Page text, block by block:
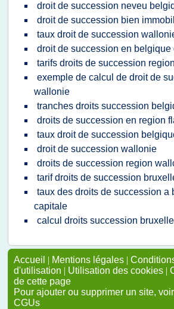
droit de succession neveu
droit de succession bien
taux droit de succession
droit de succession en belgique
tarifs droits de succession
exemple de calcul de droit de
wallonie
tranches droits succession
droits de succession en region
taux droit de succession
droit de succession wallonie
droits de succession region
tarif droits de succession
taux des droits de succession a
capitale
calcul droits succession
Accueil | Mentions légales |
d'utilisation | Utilisation des cookies |
de cette page
Pour ajouter ou supprimer un site,
CGUs